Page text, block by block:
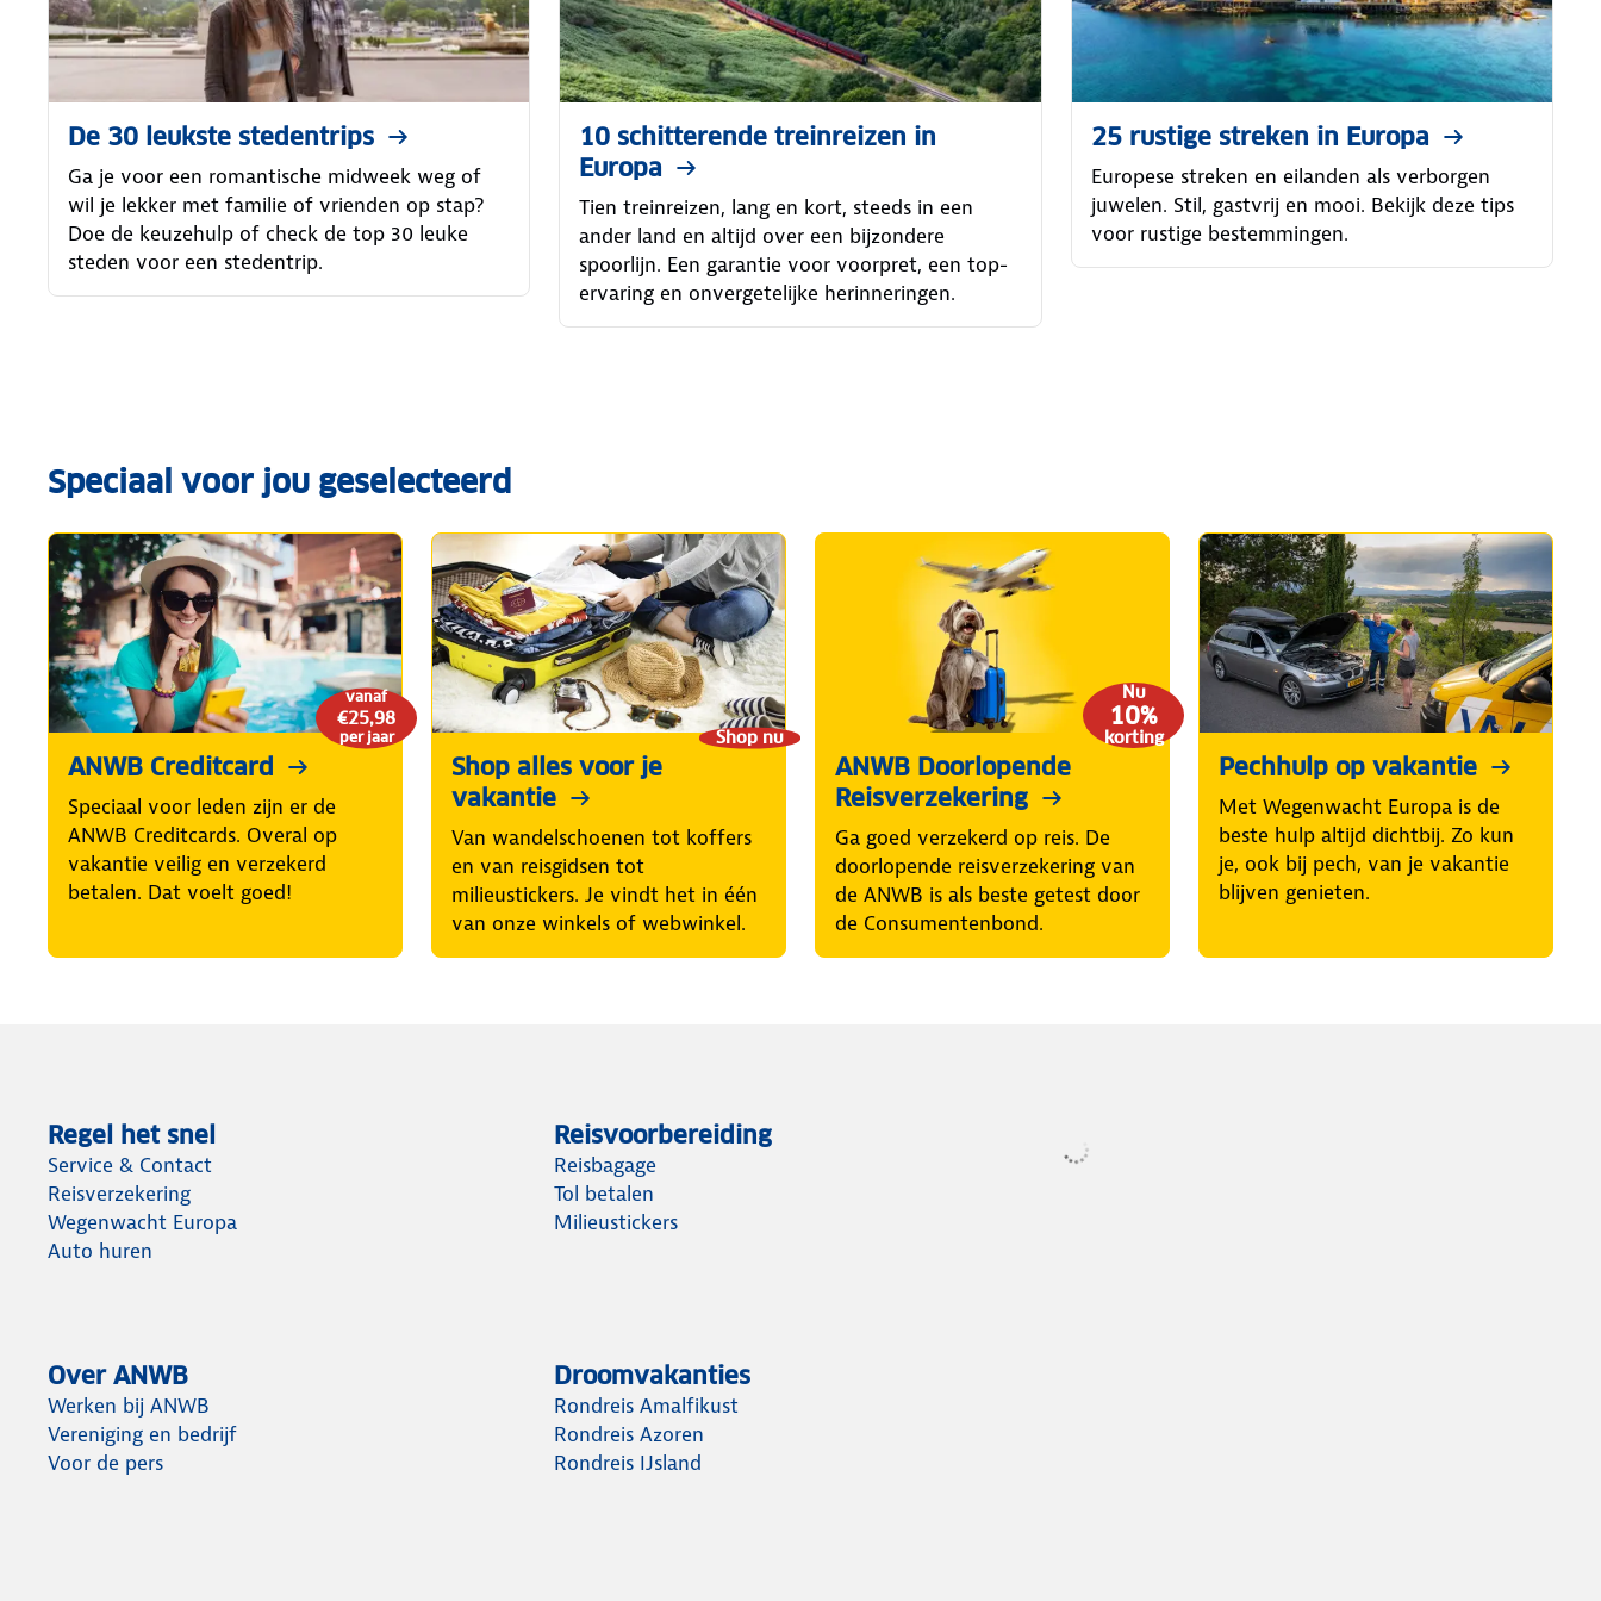
De 30 leukste stedentrips
Ga je voor een romantische midweek weg of
wil je lekker met familie of vrienden op stap?
Doe de keuzehulp of check de top 30 leuke
steden voor een stedentrip.
10 schitterende treinreizen in
Europa
Tien treinreizen, lang en kort, steeds in een
ander land en altijd over een bijzondere
spoorlijn. Een garantie voor voorpret, een top-
ervaring en onvergetelijke herinneringen.
25 rustige streken in Europa
Europese streken en eilanden als verborgen
juwelen. Stil, gastvrij en mooi. Bekijk deze tips
voor rustige bestemmingen.
Speciaal voor jou geselecteerd
vanaf
€25,98
per jaar
ANWB Creditcard
Speciaal voor leden zijn er de
ANWB Creditcards. Overal op
vakantie veilig en verzekerd
betalen. Dat voelt goed!
Shop nu
Shop alles voor je
vakantie
Van wandelschoenen tot koffers
en van reisgidsen tot
milieustickers. Je vindt het in één
van onze winkels of webwinkel.
Nu
10%
korting
ANWB Doorlopende
Reisverzekering
Ga goed verzekerd op reis. De
doorlopende reisverzekering van
de ANWB is als beste getest door
de Consumentenbond.
Pechhulp op vakantie
Met Wegenwacht Europa is de
beste hulp altijd dichtbij. Zo kun
je, ook bij pech, van je vakantie
blijven genieten.
Regel het snel
Service & Contact
Reisverzekering
Wegenwacht Europa
Auto huren
Reisvoorbereiding
Reisbagage
Tol betalen
Milieustickers
Over ANWB
Werken bij ANWB
Vereniging en bedrijf
Voor de pers
Droomvakanties
Rondreis Amalfikust
Rondreis Azoren
Rondreis IJsland